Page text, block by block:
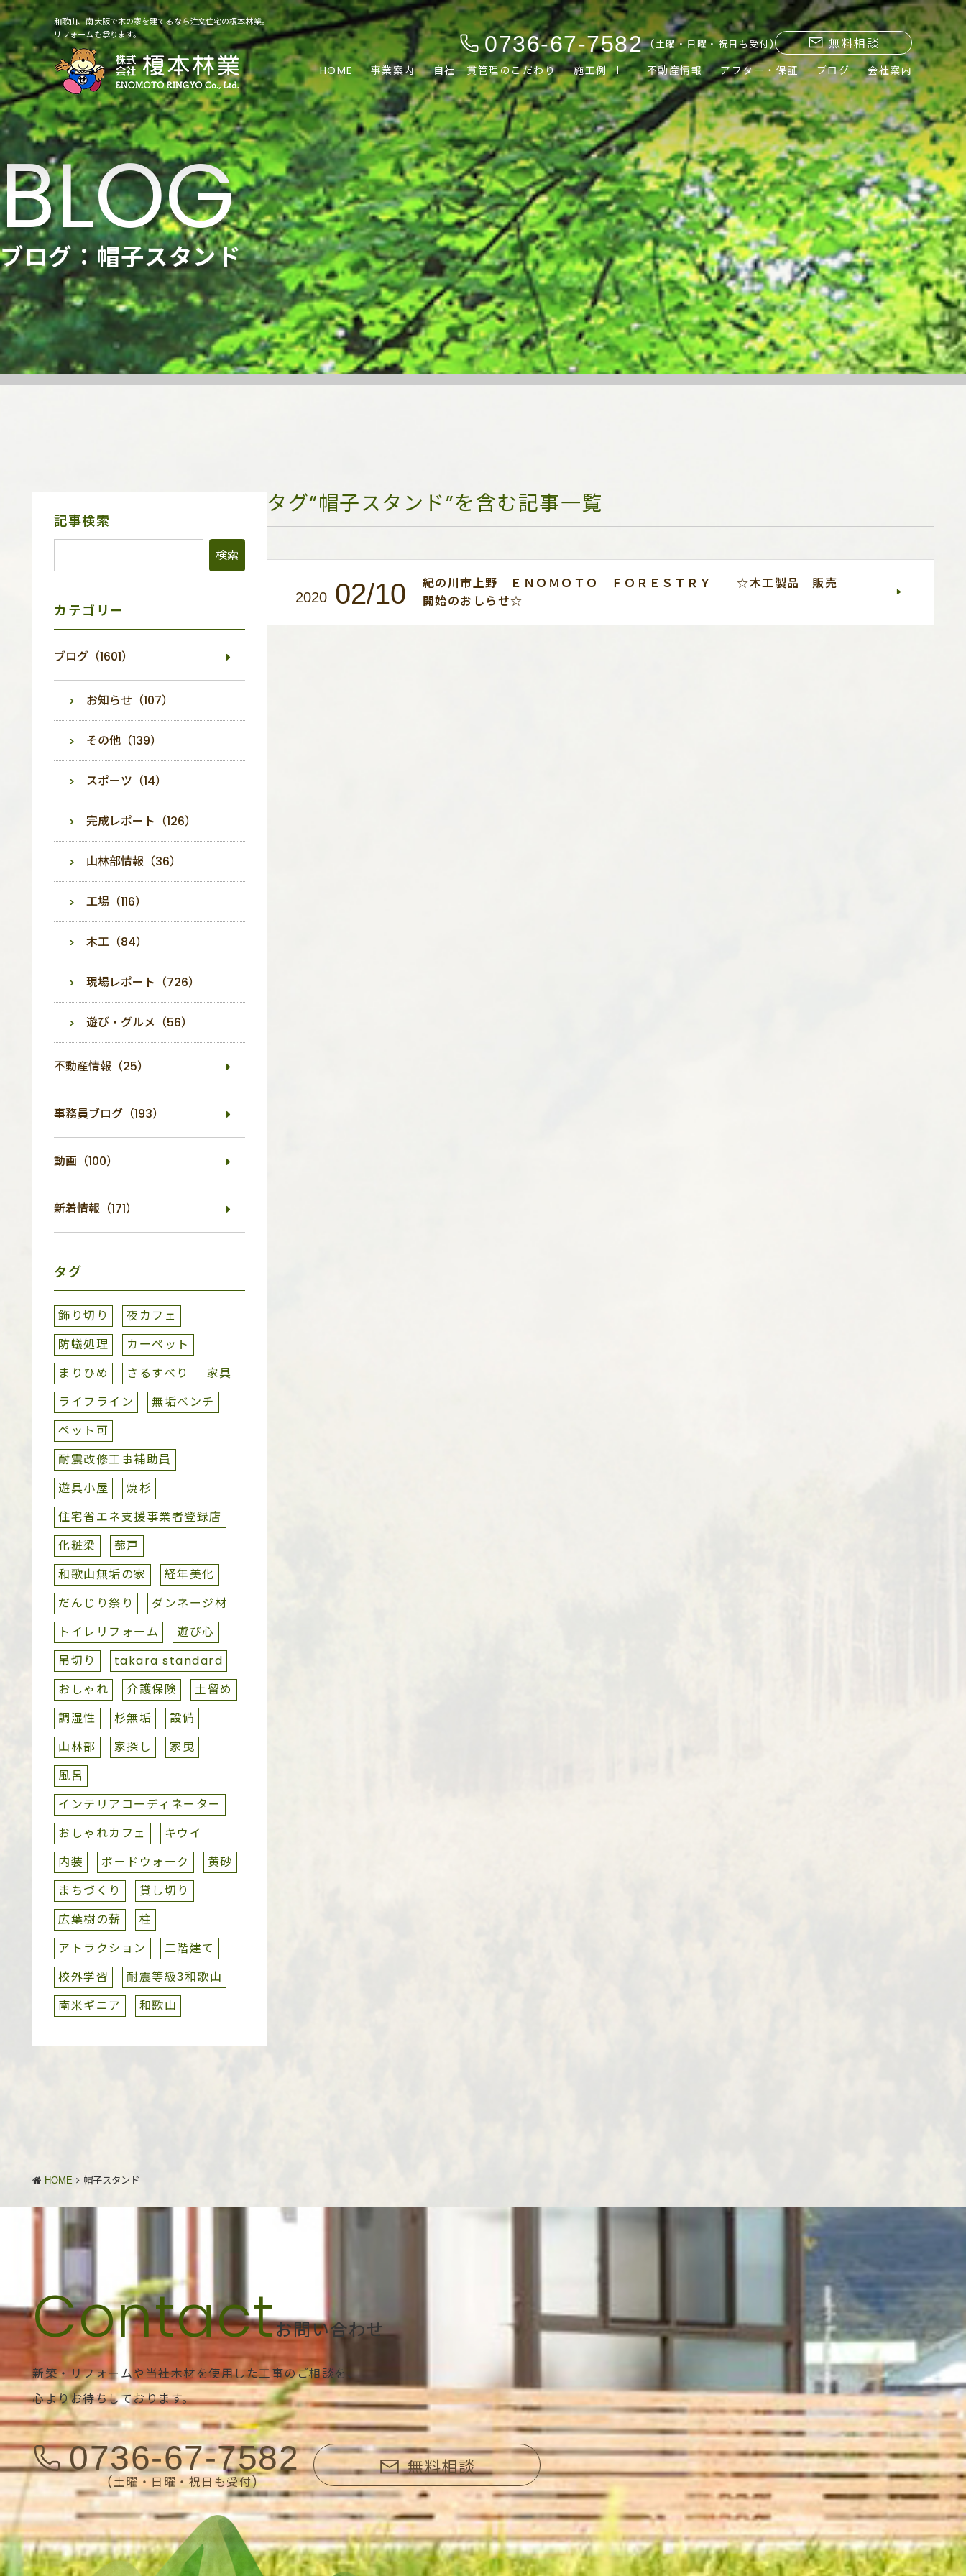
和歌山、南大阪で木の家を建てるなら注文住宅の榎本林業。
リフォームも承ります。
0736-67-7582 (土曜・日曜・祝日も受付) 無料相談
HOME 事業案内 自社一貫管理のこだわり 施工例 不動産情報 アフター・保証 ブログ 会社案内
ブログ：帽子スタンド
タグ“帽子スタンド”を含む記事一覧
2020 02/10
紀の川市上野 ＥＮＯＭＯＴＯ ＦＯＲＥＳＴＲＹ ☆木工製品 販売
開始のおしらせ☆
サ
ニ
記事検索
カテゴリー
ブログ（1601）
お知らせ（107）
その他（139）
スポーツ（14）
完成レポート（126）
山林部情報（36）
工場（116）
木工（84）
現場レポート（726）
遊び・グルメ（56）
不動産情報（25）
事務員ブログ（193）
動画（100）
新着情報（171）
タグ
飾り切り
夜カフェ
防蟻処理
カーペット
まりひめ
さるすべり
家具
ライフライン
無垢ベンチ
ペット可
耐震改修工事補助員
遊具小屋
焼杉
住宅省エネ支援事業者登録店
化粧梁
蔀戸
和歌山無垢の家
経年美化
だんじり祭り
ダンネージ材
トイレリフォーム
遊び心
吊切り
takara standard
おしゃれ
介護保険
土留め
調湿性
杉無垢
設備
山林部
家探し
家曳
風呂
インテリアコーディネーター
おしゃれカフェ
キウイ
内装
ボードウォーク
黄砂
まちづくり
貸し切り
広葉樹の薪
柱
アトラクション
二階建て
校外学習
耐震等級3和歌山
南米ギニア
和歌山
HOME 帽子スタンド
お問い合わせ
新築・リフォームや当社木材を使用した工事のご相談を、
心よりお待ちしております。
0736-67-7582
(土曜・日曜・祝日も受付)
無料相談